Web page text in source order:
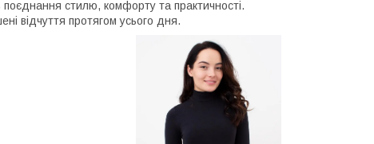
поєднання стилю, комфорту та практичності.
відчуття протягом усього дня.